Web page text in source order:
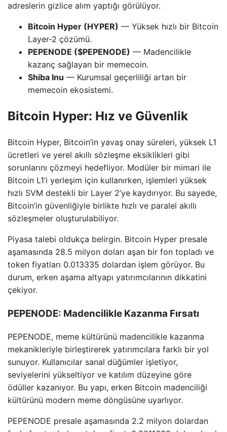
adreslerin gizlice alım yaptığı görülüyor.
Bitcoin Hyper (HYPER) — Yüksek hızlı bir Bitcoin
Layer-2 çözümü.
PEPENODE ($PEPENODE) — Madencilikle
kazanç sağlayan bir memecoin.
Shiba Inu — Kurumsal geçerliliği artan bir
memecoin ekosistemi.
Bitcoin Hyper: Hız ve Güvenlik
Bitcoin Hyper, Bitcoin’in yavaş onay süreleri, yüksek L1
ücretleri ve yerel akıllı sözleşme eksiklikleri gibi
sorunlarını çözmeyi hedefliyor. Modüler bir mimari ile
Bitcoin L1’i yerleşim için kullanırken, işlemleri yüksek
hızlı SVM destekli bir Layer 2’ye kaydırıyor. Bu sayede,
Bitcoin’in güvenliğiyle birlikte hızlı ve paralel akıllı
sözleşmeler oluşturulabiliyor.
Piyasa talebi oldukça belirgin. Bitcoin Hyper presale
aşamasında 28.5 milyon doları aşan bir fon topladı ve
token fiyatları 0.013335 dolardan işlem görüyor. Bu
durum, erken aşama altyapı yatırımcılarının dikkatini
çekiyor.
PEPENODE: Madencilikle Kazanma Fırsatı
PEPENODE, meme kültürünü madencilikle kazanma
mekanikleriyle birleştirerek yatırımcılara farklı bir yol
sunuyor. Kullanıcılar sanal düğümler işletiyor,
seviyelerini yükseltiyor ve katılım düzeyine göre
ödüller kazanıyor. Bu yapı, erken Bitcoin madenciliği
kültürünü modern meme döngüsüne uyarlıyor.
PEPENODE presale aşamasında 2.2 milyon dolardan